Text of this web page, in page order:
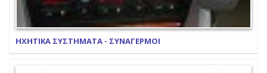
ΗΧΗΤΙΚΑ ΣΥΣΤΗΜΑΤΑ - ΣΥΝΑΓΕΡΜΟΙ